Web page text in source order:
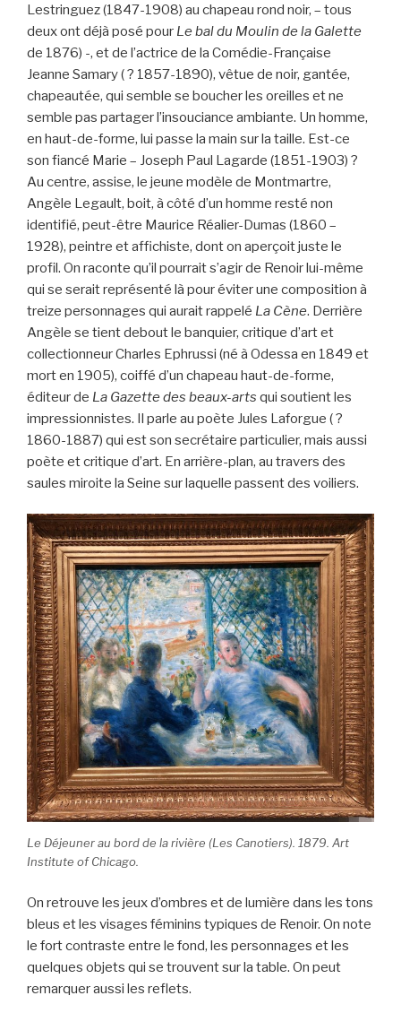
Lestringuez (1847-1908) au chapeau rond noir, – tous
deux ont déjà posé pour Le bal du Moulin de la Galette
de 1876) -, et de l’actrice de la Comédie-Française
Jeanne Samary ( ? 1857-1890), vêtue de noir, gantée,
chapeautée, qui semble se boucher les oreilles et ne
semble pas partager l’insouciance ambiante. Un homme,
en haut-de-forme, lui passe la main sur la taille. Est-ce
son fiancé Marie – Joseph Paul Lagarde (1851-1903) ?
Au centre, assise, le jeune modèle de Montmartre,
Angèle Legault, boit, à côté d’un homme resté non
identifié, peut-être Maurice Réalier-Dumas (1860 –
1928), peintre et affichiste, dont on aperçoit juste le
profil. On raconte qu’il pourrait s’agir de Renoir lui-même
qui se serait représenté là pour éviter une composition à
treize personnages qui aurait rappelé La Cène. Derrière
Angèle se tient debout le banquier, critique d’art et
collectionneur Charles Ephrussi (né à Odessa en 1849 et
mort en 1905), coiffé d’un chapeau haut-de-forme,
éditeur de La Gazette des beaux-arts qui soutient les
impressionnistes. Il parle au poète Jules Laforgue ( ?
1860-1887) qui est son secrétaire particulier, mais aussi
poète et critique d’art. En arrière-plan, au travers des
saules miroite la Seine sur laquelle passent des voiliers.
Le Déjeuner au bord de la rivière (Les Canotiers). 1879. Art
Institute of Chicago.
On retrouve les jeux d’ombres et de lumière dans les tons
bleus et les visages féminins typiques de Renoir. On note
le fort contraste entre le fond, les personnages et les
quelques objets qui se trouvent sur la table. On peut
remarquer aussi les reflets.